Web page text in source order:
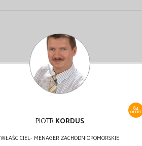
84
OFERT
PIOTRKORDUS
WŁAŚCICIEL- MENAGER ZACHODNIOPOMORSKIE